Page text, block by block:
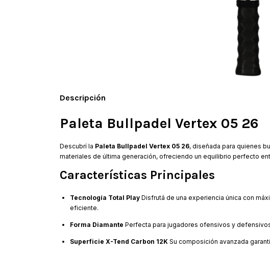
Descripción
Paleta Bullpadel Vertex 05 26
Descubrí la Paleta Bullpadel Vertex 05 26, diseñada para quienes
materiales de última generación, ofreciendo un equilibrio perfecto
Características Principales
Tecnología Total Play Disfrutá de una experiencia única con
eficiente.
Forma Diamante Perfecta para jugadores ofensivos y
Superficie X-Tend Carbon 12K Su composición avanzada